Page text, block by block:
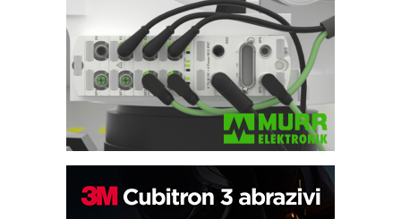
Bezbednost na prvom mestu!
IB BLUMENAUER - više od 40 godina